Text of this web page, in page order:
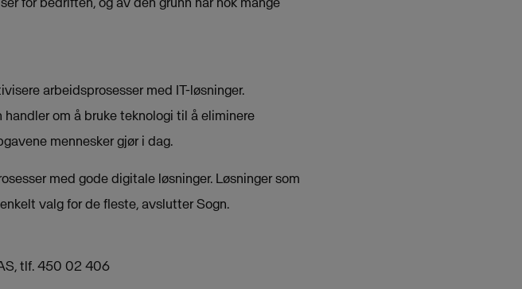
arbeidsprosesser med IT-løsninger.
om å bruke teknologi til å eliminere
mennesker gjør i dag.
med gode digitale løsninger. Løsninger som
valg for de fleste, avslutter Sogn.
tlf. 450 02 406